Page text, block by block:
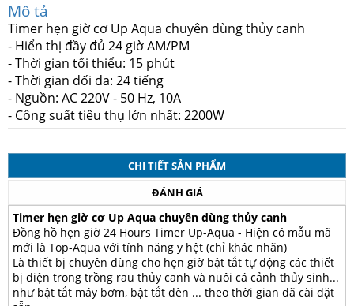
Mô tả
Timer hẹn giờ cơ Up Aqua chuyên dùng thủy canh
- Hiển thị đầy đủ 24 giờ AM/PM
- Thời gian tối thiểu: 15 phút
- Thời gian đối đa: 24 tiếng
- Nguồn: AC 220V - 50 Hz, 10A
- Công suất tiêu thụ lớn nhất: 2200W
CHI TIẾT SẢN PHẨM
ĐÁNH GIÁ
Timer hẹn giờ cơ Up Aqua chuyên dùng thủy canh
Đồng hồ hẹn giờ 24 Hours Timer Up-Aqua - Hiện có mẫu mã
mới là Top-Aqua với tính năng y hệt (chỉ khác nhãn)
Là thiết bị chuyên dùng cho hẹn giờ bật tắt tự động các thiết
bị điện trong trồng rau thủy canh và nuôi cá cảnh thủy sinh...
như bật tắt máy bơm, bật tắt đèn ... theo thời gian đã cài đặt